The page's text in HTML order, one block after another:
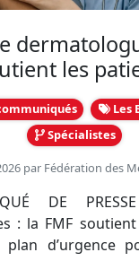
les
Les
Spécialistes
par Fédération des
DE
: la FMF
d’urgence